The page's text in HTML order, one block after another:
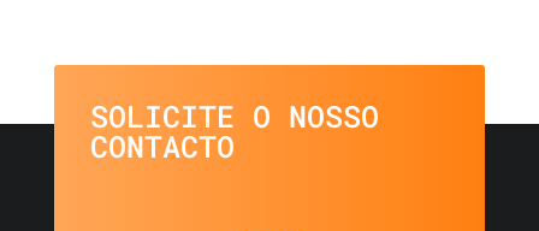
SOLICITE O NOSSO
CONTACTO